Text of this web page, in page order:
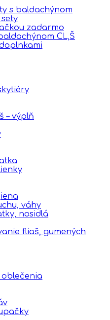
s baldachýnom
zadarmo
CL,Š
– výplň
váhy
nosidlá
fliaš, gumených
oblečenia